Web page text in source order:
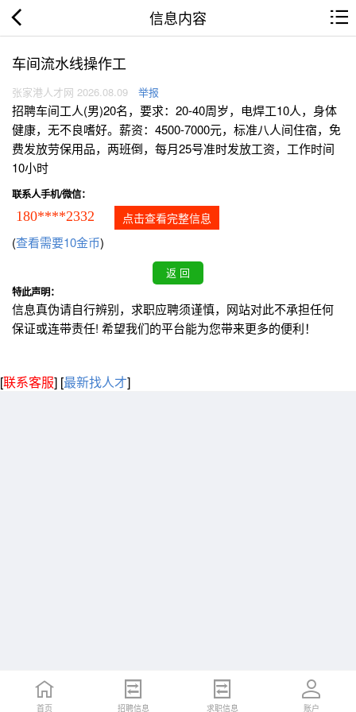
信息内容
车间流水线操作工
张家港人才网 2026.08.09 举报
招聘车间工人(男)20名，要求：20-40周岁，电焊工10人，身体
健康，无不良嗜好。薪资：4500-7000元，标准八人间住宿，免
费发放劳保用品，两班倒，每月25号准时发放工资，工作时间
10小时
联系人手机/微信：
180****2332 点击查看完整信息
(查看需要10金币)
特此声明：
信息真伪请自行辨别，求职应聘须谨慎，网站对此不承担任何
保证或连带责任! 希望我们的平台能为您带来更多的便利！
[联系客服] [最新找人才]
首页 招聘信息 求职信息 账户